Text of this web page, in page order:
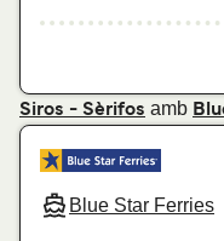
Siros - Sèrifos amb
Blue Star Ferries